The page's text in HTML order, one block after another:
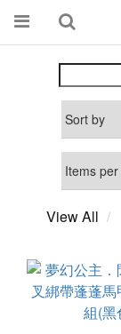
View All